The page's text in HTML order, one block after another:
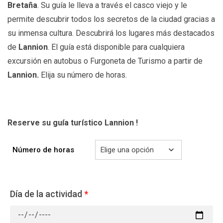
Bretaña. Su guía le lleva a través el casco viejo y le
permite descubrir todos los secretos de la ciudad gracias a
su inmensa cultura. Descubrirá los lugares más destacados
de Lannion. El guía está disponible para cualquiera
excursión en autobus o Furgoneta de Turismo a partir de
Lannion. Elija su número de horas.
Reserve su guía turístico Lannion !
Número de horas
Día de la actividad *